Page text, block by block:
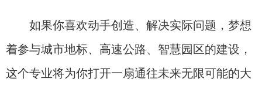
如果你喜欢动手创造、解决实际问题，梦想
着参与城市地标、高速公路、智慧园区的建设，
这个专业将为你打开一扇通往未来无限可能的大